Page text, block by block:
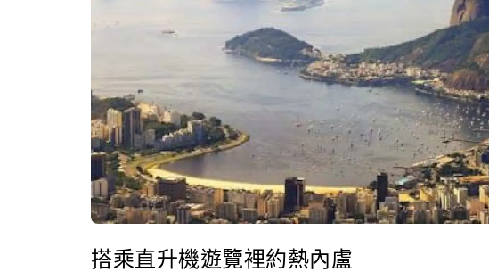
搭乘直升機遊覽裡約熱內盧